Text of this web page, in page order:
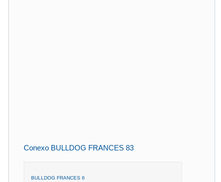
Conexo BULLDOG FRANCES 83
BULLDOG FRANCES 6